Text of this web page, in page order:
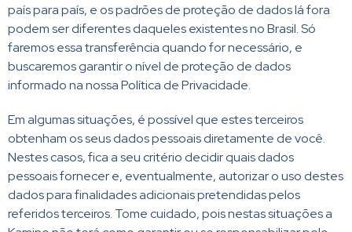
país para país, e os padrões de proteção de dados lá fora
podem ser diferentes daqueles existentes no Brasil. Só
faremos essa transferência quando for necessário, e
buscaremos garantir o nível de proteção de dados
informado na nossa Política de Privacidade.
Em algumas situações, é possível que estes terceiros
obtenham os seus dados pessoais diretamente de você.
Nestes casos, fica a seu critério decidir quais dados
pessoais fornecer e, eventualmente, autorizar o uso destes
dados para finalidades adicionais pretendidas pelos
referidos terceiros. Tome cuidado, pois nestas situações a